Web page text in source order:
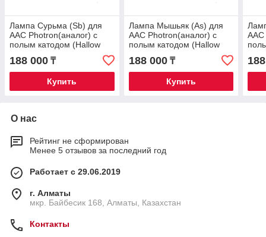
Лампа Сурьма (Sb) для
ААС Photron(аналог) с
полым катодом (Hallow
Catode Lamp)
188 000 ₸
Купить
Лампа Мышьяк (As) для
ААС Photron(аналог) с
полым катодом (Hallow
Catode Lamp)
188 000₸
Купить
ААС
О нас
Рейтинг не сформирован
Менее 5 отзывов за последний год
Работает с 29.06.2019
г. Алматы
мкр. Байбесик 168, Алматы, Казахстан
Контакты